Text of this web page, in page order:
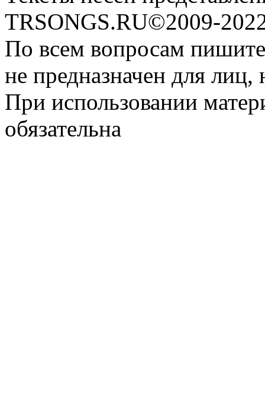
TRSONGS.RU©2009-
По всем вопросам
не предназначен для
При использовании
обязательна